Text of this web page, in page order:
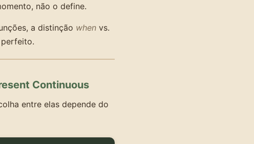
não o define.
a distinção when vs.
Continuous
entre elas depende do